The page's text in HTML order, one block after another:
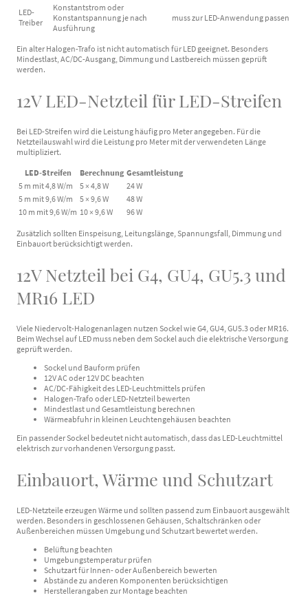
LED-
Treiber
Konstantstrom oder
Konstantspannung je nach
Ausführung
muss zur LED-Anwendung passen
Ein alter Halogen-Trafo ist nicht automatisch für LED geeignet. Besonders
Mindestlast, AC/DC-Ausgang, Dimmung und Lastbereich müssen geprüft
werden.
12V LED-Netzteil für LED-Streifen
Bei LED-Streifen wird die Leistung häufig pro Meter angegeben. Für die
Netzteilauswahl wird die Leistung pro Meter mit der verwendeten Länge
multipliziert.
LED-Streifen Berechnung Gesamtleistung
5 m mit 4,8 W/m
5 × 4,8 W
24 W
5 m mit 9,6 W/m
5 × 9,6 W
48 W
10 m mit 9,6 W/m 10 × 9,6 W 96 W
Zusätzlich sollten Einspeisung, Leitungslänge, Spannungsfall, Dimmung und
Einbauort berücksichtigt werden.
12V Netzteil bei G4, GU4, GU5.3 und
MR16 LED
Viele Niedervolt-Halogenanlagen nutzen Sockel wie G4, GU4, GU5.3 oder MR16.
Beim Wechsel auf LED muss neben dem Sockel auch die elektrische Versorgung
geprüft werden.
Sockel und Bauform prüfen
12V AC oder 12V DC beachten
AC/DC-Fähigkeit des LED-Leuchtmittels prüfen
Halogen-Trafo oder LED-Netzteil bewerten
Mindestlast und Gesamtleistung berechnen
Wärmeabfuhr in kleinen Leuchtengehäusen beachten
Ein passender Sockel bedeutet nicht automatisch, dass das LED-Leuchtmittel
elektrisch zur vorhandenen Versorgung passt.
Einbauort, Wärme und Schutzart
LED-Netzteile erzeugen Wärme und sollten passend zum Einbauort ausgewählt
werden. Besonders in geschlossenen Gehäusen, Schaltschränken oder
Außenbereichen müssen Umgebung und Schutzart bewertet werden.
Belüftung beachten
Umgebungstemperatur prüfen
Schutzart für Innen- oder Außenbereich bewerten
Abstände zu anderen Komponenten berücksichtigen
Herstellerangaben zur Montage beachten